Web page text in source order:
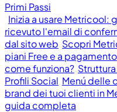
Primi Passi
Inizia a usare Metricool:
ricevuto l'email di
dal sito web Scopri
piani Free e a pagamento
come funziona?
Profili Social Menú delle
brand dei tuoi clienti in
guida completa